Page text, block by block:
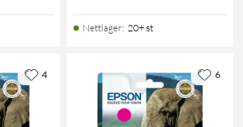
Nettlager: 20+ st
4 6